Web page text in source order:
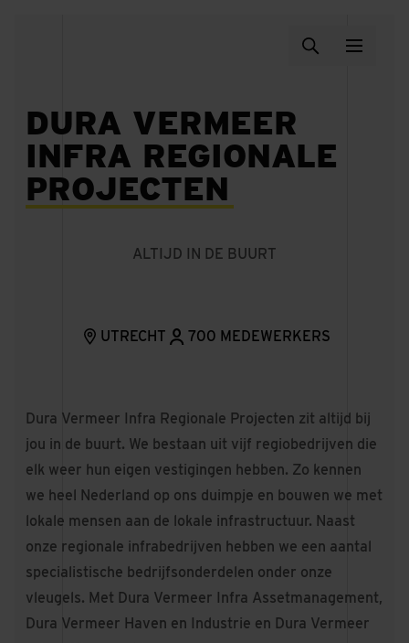
DURA VERMEER
INFRA REGIONALE
PROJECTEN
ALTIJD IN DE BUURT
UTRECHT 700 MEDEWERKERS
Dura Vermeer Infra Regionale Projecten zit altijd bij
jou in de buurt. We bestaan uit vijf regiobedrijven die
elk weer hun eigen vestigingen hebben. Zo kennen
we heel Nederland op ons duimpje en bouwen we met
lokale mensen aan de lokale infrastructuur. Naast
onze regionale infrabedrijven hebben we een aantal
specialistische bedrijfsonderdelen onder onze
vleugels. Met Dura Vermeer Infra Assetmanagement,
Dura Vermeer Haven en Industrie en Dura Vermeer